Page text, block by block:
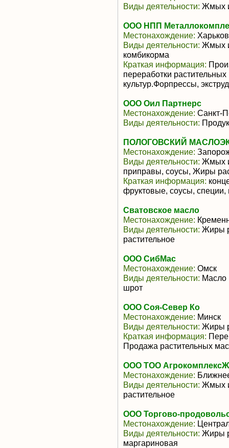
Виды деятельности: Жмых
ООО НПП
Местонахождение: Харьков
Виды деятельности: Жмых
комбикорма
Краткая информация:
переработки
культур.Форпрессы,
ООО Оил Партнерс
Местонахождение: Санкт-
Виды деятельности:
ПОЛОГОВСКИЙ
Местонахождение:
Виды деятельности: Жмых
приправы, соусы, Жиры
Краткая информация:
фруктовые, соусы,
Сватовское масло
Местонахождение:
Виды деятельности: Жиры
растительное
ООО СибМас
Местонахождение: Омск
Виды деятельности: Масло
шрот
ООО Соя-Север Ко
Местонахождение: Mинск
Виды деятельности: Жиры
Краткая информация:
Продажа растительных
ООО ТОО
Местонахождение:
Виды деятельности: Жмых
растительное
ООО Торгово-
Местонахождение:
Виды деятельности: Жиры
маргариновая